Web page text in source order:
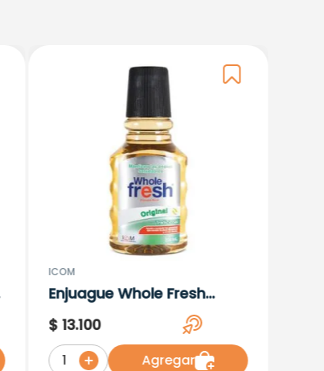
ICOM
Enjuague Whole Fresh
Original 250 Ml
$ 13.100
1 Agregar